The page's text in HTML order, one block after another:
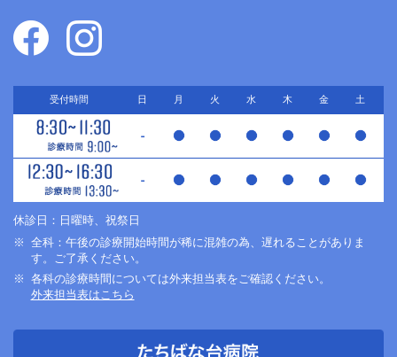
受付時間 日 月 火 水 木 金 土
休診日：日曜時、祝祭日
全科：午後の診療開始時間が稀に混雑の為、遅れることがありま
す。ご了承ください。
各科の診療時間については外来担当表をご確認ください。
外来担当表はこちら